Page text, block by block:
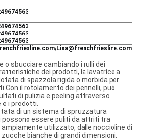
Lisa@frenchfriesline.com
o sbucciare cambiando i rulli dei
dei prodotti, la lavatrice a
di spazzola rigida o morbida per
il rotolamento dei pennelli, può
di pulizia e peeling attraverso
e i prodotti.
di un sistema di spruzzatura
possono essere puliti da attriti tra
ampiamente utilizzato, dalle noccioline di
bianche di grandi dimensioni.